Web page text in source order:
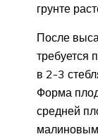
грунте
После
требуется
в 2-3
Форма
средней